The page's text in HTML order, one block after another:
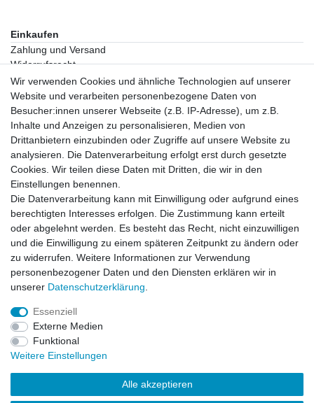
Einkaufen
Zahlung und Versand
Widerrufsrecht
Warenkorb
Zur Kasse
Vertrag widerrufen
Mein Konto
Registrieren
Login
Unternehmen
Datenschutzerklärung
Datenverarbeitung
Kontakt
AGB
Impressum
Über uns
Team
Partner
Wir verwenden Cookies und ähnliche Technologien auf unserer
Website und verarbeiten personenbezogene Daten von
Besucher:innen unserer Webseite (z.B. IP-Adresse), um z.B.
Inhalte und Anzeigen zu personalisieren, Medien von
Drittanbietern einzubinden oder Zugriffe auf unsere Website zu
analysieren. Die Datenverarbeitung erfolgt erst durch gesetzte
Cookies. Wir teilen diese Daten mit Dritten, die wir in den
Einstellungen benennen.
Die Datenverarbeitung kann mit Einwilligung oder aufgrund eines
berechtigten Interesses erfolgen. Die Zustimmung kann erteilt
oder abgelehnt werden. Es besteht das Recht, nicht einzuwilligen
und die Einwilligung zu einem späteren Zeitpunkt zu ändern oder
zu widerrufen. Weitere Informationen zur Verwendung
personenbezogener Daten und den Diensten erklären wir in
unserer Daten­schutz­erklärung
Essenziell
Externe Medien
Funktional
Weitere Einstellungen
Alle akzeptieren